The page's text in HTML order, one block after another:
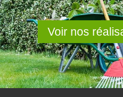
Voir nos